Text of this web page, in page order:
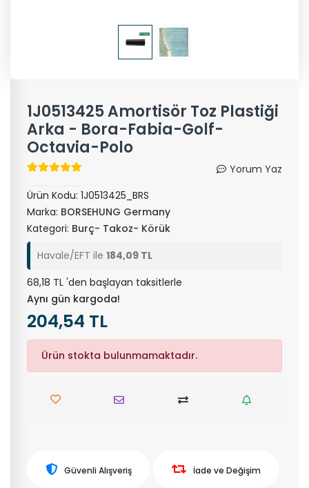
1J0513425 Amortisör Toz Plastiği
Arka - Bora-Fabia-Golf-
Octavia-Polo
Yorum Yaz
Ürün Kodu: 1J0513425_BRS
Marka: BORSEHUNG Germany
Kategori: Burç- Takoz- Körük
Havale/EFT ile 184,09 TL
68,18 TL 'den başlayan taksitlerle
Aynı gün kargoda!
204,54 TL
Ürün stokta bulunmamaktadır.
Güvenli Alışveriş İade ve Değişim